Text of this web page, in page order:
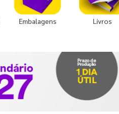
Embalagens Livros